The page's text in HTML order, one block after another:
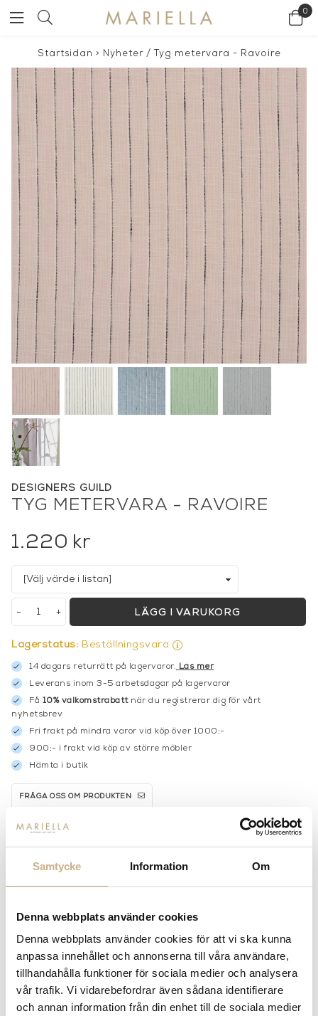
Samtycke Information Om
Denna webbplats använder cookies
Denna webbplats använder cookies för att vi ska kunna
anpassa innehållet och annonserna till våra användare,
tillhandahålla funktioner för sociala medier och analysera
vår trafik. Vi vidarebefordrar även sådana identifierare
och annan information från din enhet till de sociala medier
0
Startsidan > Nyheter/ Tyg metervara - Ravoire
DESIGNERS GUILD
TYG METERVARA - RAVOIRE
1.220 kr
+
- LÄGG I VARUKORG
Lagerstatus: Beställningsvara
14 dagars returrätt på lagervaror. Läs mer
Leverans inom 3-5 arbetsdagar på lagervaror
Få 10% välkomstrabattnär du registrerar dig för vårt
nyhetsbrev
Fri frakt på mindra varor vid köp över 1000:-
900:- i frakt vid köp av större möbler
Hämta i butik
FRÅGA OSS OM PRODUKTEN
MER FRÅN DESIGNERS GUILD